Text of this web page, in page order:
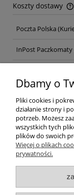
Koszty dostawy
Cena nie zawiera
Poczta Polska
InPost Paczkomaty
Dbamy o
Pliki cookies i
działanie strony i
potrzeb. Możesz
wszystkich tych
plików do swoich
Więcej o plikach
prywatności.